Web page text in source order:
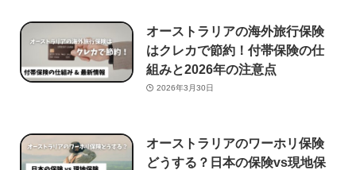
オーストラリアの海外旅行保険
はクレカで節約！付帯保険の仕
組みと2026年の注意点
2026年3月30日
オーストラリアのワーホリ保険
どうする？日本の保険vs現地保